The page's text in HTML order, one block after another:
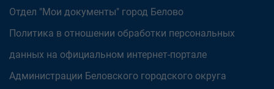
Отдел "Мои документы" город Белово
Политика в отношении обработки персональных
данных на официальном интернет-портале
Администрации Беловского городского округа